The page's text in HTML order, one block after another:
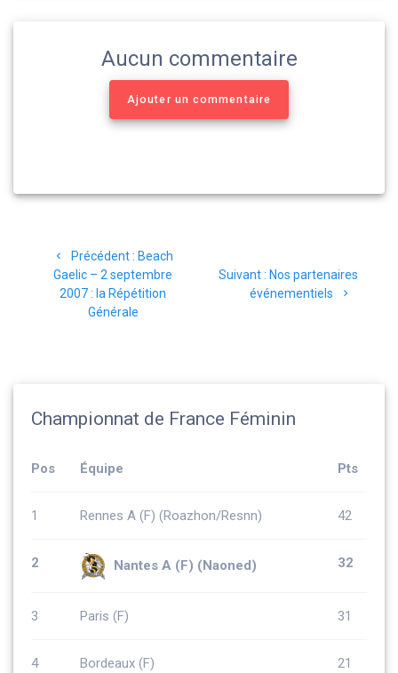
Aucun commentaire
Ajouter un commentaire
l’article
Précédent : Article
précédent
:
Beach
Gaelic – 2 septembre
2007 : la Répétition
Générale
Suivant : Article
suivant
Nos partenaires
événementiels
Championnat de France Féminin
Pos Équipe Pts
1 Rennes A (F) (Roazhon/Resnn) 42
2 Nantes A (F) (Naoned) 32
3 Paris (F) 31
4 Bordeaux (F) 21